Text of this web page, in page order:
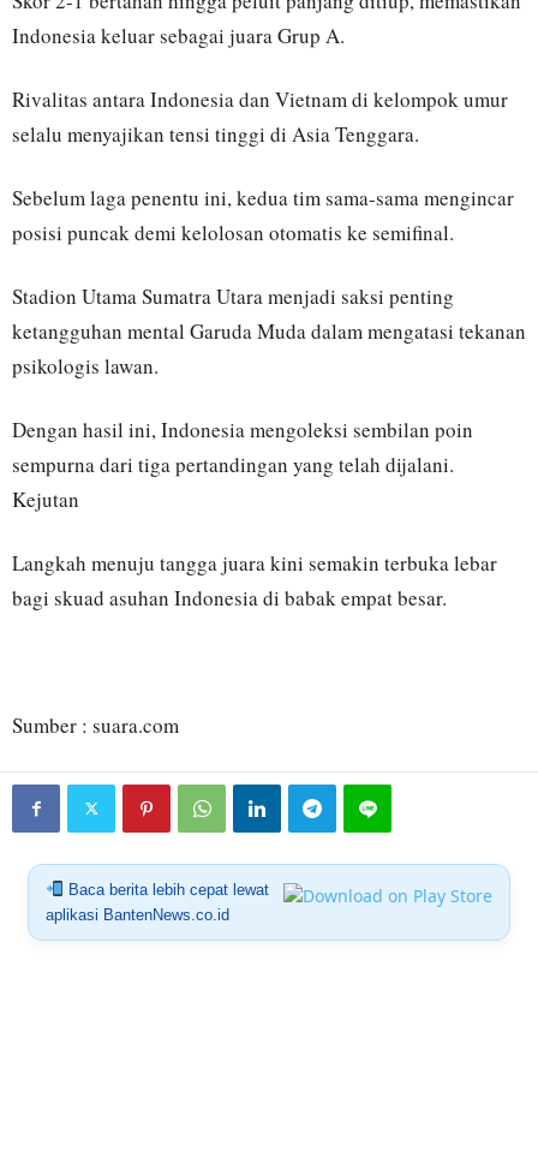
Indonesia keluar sebagai juara Grup A.
Rivalitas antara Indonesia dan Vietnam di kelompok umur
selalu menyajikan tensi tinggi di Asia Tenggara.
Sebelum laga penentu ini, kedua tim sama-sama mengincar
posisi puncak demi kelolosan otomatis ke semifinal.
Stadion Utama Sumatra Utara menjadi saksi penting
ketangguhan mental Garuda Muda dalam mengatasi tekanan
psikologis lawan.
Dengan hasil ini, Indonesia mengoleksi sembilan poin
sempurna dari tiga pertandingan yang telah dijalani.
Kejutan
Langkah menuju tangga juara kini semakin terbuka lebar
bagi skuad asuhan Indonesia di babak empat besar.
Sumber : suara.com
Baca berita lebih cepat lewat
aplikasi BantenNews.co.id